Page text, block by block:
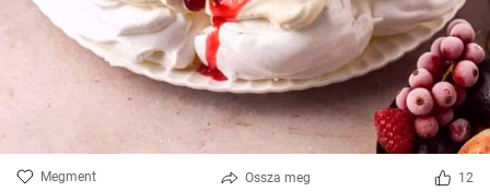
Megment Ossza meg 12